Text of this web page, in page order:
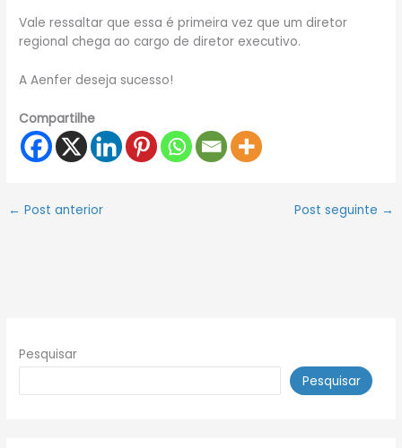
Vale ressaltar que essa é primeira vez que um diretor
regional chega ao cargo de diretor executivo.
A Aenfer deseja sucesso!
Compartilhe
← Post anterior Post seguinte →
Pesquisar
Pesquisar